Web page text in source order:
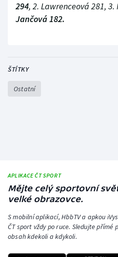
294, 2. Lawrenceová 281,
Jančová 182.
ŠTÍTKY
Ostatní
APLIKACE ČT SPORT
Mějte celý sportovní
velké obrazovce.
S mobilní aplikací, HbbTV a apkou
ČT sport vždy po ruce. Sledujte přímé
obsah kdekoli a kdykoli.